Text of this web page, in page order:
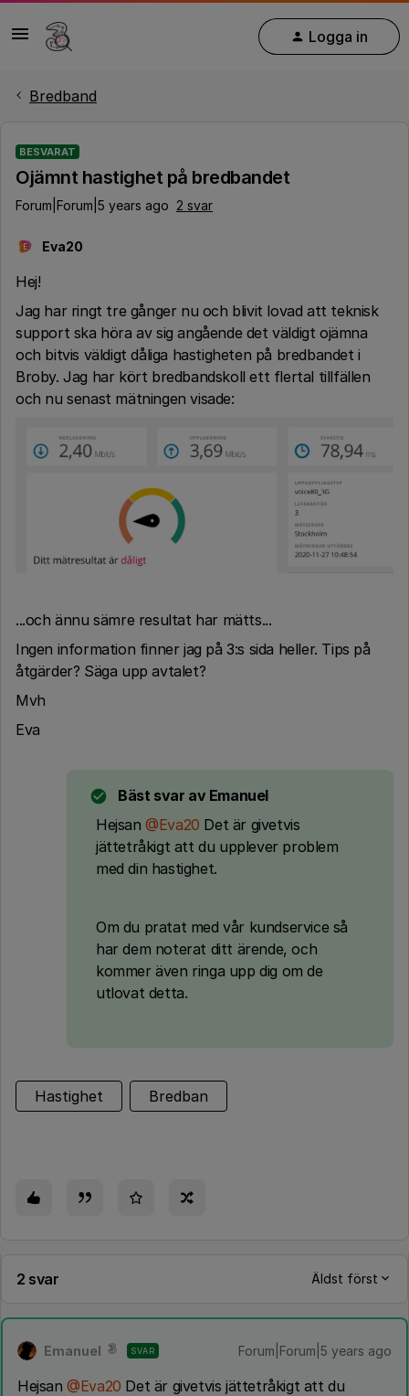
Logga in
Bredband
BESVARAT
Ojämnt hastighet på bredbandet
Forum|Forum|5 years ago 2 svar
E Eva20
Hej!
Jag har ringt tre gånger nu och blivit lovad att teknisk
support ska höra av sig angående det väldigt ojämna
och bitvis väldigt dåliga hastigheten på bredbandet i
Broby. Jag har kört bredbandskoll ett flertal tillfällen
och nu senast mätningen visade:
...och ännu sämre resultat har mätts...
Ingen information finner jag på 3:s sida heller. Tips på
åtgärder? Säga upp avtalet?
Mvh
Eva
Bäst svar av Emanuel
Hejsan@Eva20 Det är givetvis
jättetråkigt att du upplever problem
med din hastighet.
Om du pratat med vår kundservice så
har dem noterat ditt ärende, och
kommer även ringa upp dig om de
utlovat detta.
Hastighet Bredban
2 svar Äldst först
Emanuel SVAR Forum|Forum|5 years ago
Hejsan@Eva20 Det är givetvis jättetråkigt att du